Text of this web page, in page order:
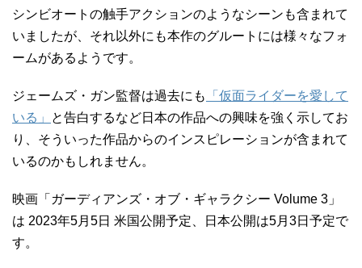
シンビオートの触手アクションのようなシーンも含まれて
いましたが、それ以外にも本作のグルートには様々なフォ
ームがあるようです。
ジェームズ・ガン監督は過去にも
「仮面ライダーを愛して
いる」
と告白するなど日本の作品への興味を強く示してお
り、そういった作品からのインスピレーションが含まれて
いるのかもしれません。
映画「ガーディアンズ・オブ・ギャラクシー Volume 3」
は 2023年5月5日 米国公開予定、日本公開は5月3日予定で
す。